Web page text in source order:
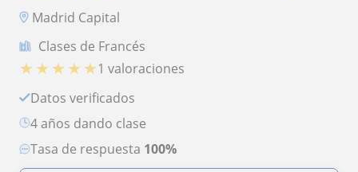
Madrid Capital
Clases de Francés
★ ★ ★ ★ ★1 valoraciones
Datos verificados
4 años dando clase
Tasa de respuesta 100%